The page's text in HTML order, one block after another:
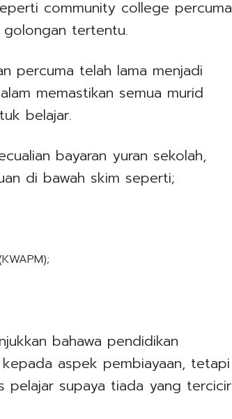
community college percuma
tertentu.
percuma telah lama menjadi
memastikan semua murid
belajar.
bayaran yuran sekolah,
di bawah skim seperti;
bahawa pendidikan
aspek pembiayaan, tetapi
pelajar supaya tiada yang tercicir